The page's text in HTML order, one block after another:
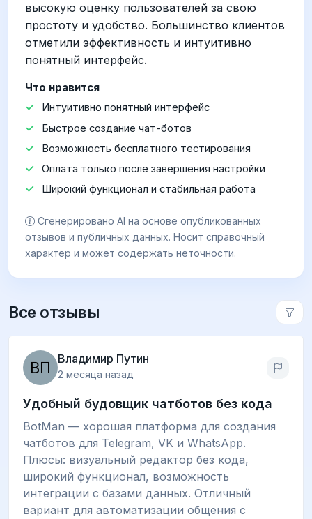
высокую оценку пользователей за свою
простоту и удобство. Большинство клиентов
отметили эффективность и интуитивно
понятный интерфейс.
Что нравится
Интуитивно понятный интерфейс
Быстрое создание чат-ботов
Возможность бесплатного тестирования
Оплата только после завершения настройки
Широкий функционал и стабильная работа
Сгенерировано AI на основе опубликованных
отзывов и публичных данных. Носит справочный
характер и может содержать неточности.
Все отзывы
Владимир Путин
2 месяца назад
Удобный будовщик чатботов без кода
BotMan — хорошая платформа для создания
чатботов для Telegram, VK и WhatsApp.
Плюсы: визуальный редактор без кода,
широкий функционал, возможность
интеграции с базами данных. Отличный
вариант для автоматизации общения с